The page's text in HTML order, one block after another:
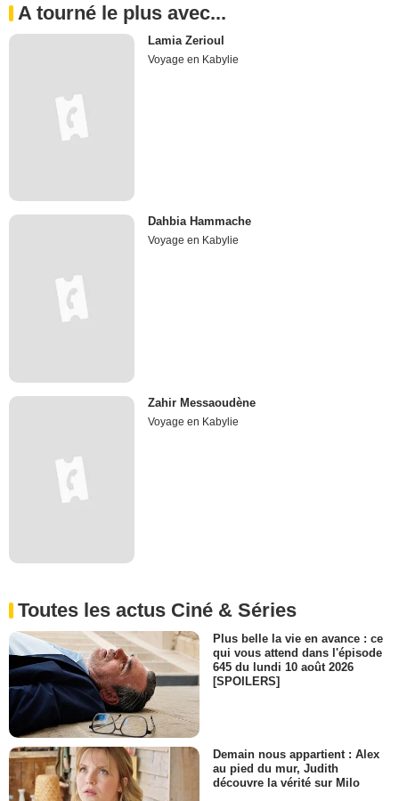
A tourné le plus avec...
Lamia Zerioul
Voyage en Kabylie
Dahbia Hammache
Voyage en Kabylie
Zahir Messaoudène
Voyage en Kabylie
Toutes les actus Ciné & Séries
Plus belle la vie en avance : ce
qui vous attend dans l'épisode
645 du lundi 10 août 2026
[SPOILERS]
Demain nous appartient : Alex
au pied du mur, Judith
découvre la vérité sur Milo